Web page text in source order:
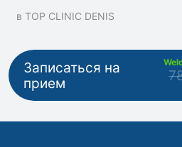
в TOP CLINIC DENIS
Записаться на
прием